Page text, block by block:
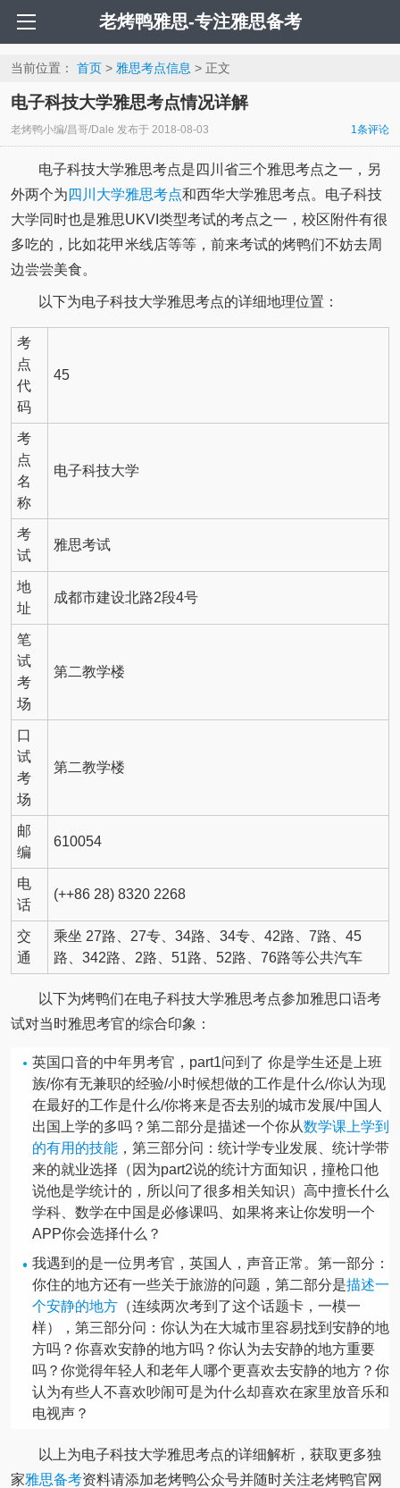
老烤鸭雅思-专注雅思备考
当前位置： 首页> 雅思考点信息 > 正文
电子科技大学雅思考点情况详解
老烤鸭小编/昌哥/Dale 发布于 2018-08-03 1条评论
电子科技大学雅思考点是四川省三个雅思考点之一，另
外两个为 四川大学雅思考点和西华大学雅思考点。电子科技
大学同时也是雅思UKVI类型考试的考点之一，校区附件有很
多吃的，比如花甲米线店等等，前来考试的烤鸭们不妨去周
边尝尝美食。
以下为电子科技大学雅思考点的详细地理位置：
考
点
代
码
45
考
点
名
称
电子科技大学
考
试
雅思考试
地
址
成都市建设北路2段4号
笔
试
考
场
第二教学楼
口
试
考
场
第二教学楼
邮
编
610054
电
话
(++86 28) 8320 2268
交
通
乘坐 27路、27专、34路、34专、42路、7路、45
路、342路、2路、51路、52路、76路等公共汽车
以下为烤鸭们在电子科技大学雅思考点参加雅思口语考
试对当时雅思考官的综合印象：
英国口音的中年男考官，part1问到了 你是学生还是上班
族/你有无兼职的经验/小时候想做的工作是什么/你认为现
在最好的工作是什么/你将来是否去别的城市发展/中国人
出国上学的多吗？第二部分是描述一个你从数学课上学到
的有用的技能 ，第三部分问：统计学专业发展、统计学带
来的就业选择（因为part2说的统计方面知识，撞枪口他
说他是学统计的，所以问了很多相关知识）高中擅长什么
学科、数学在中国是必修课吗、如果将来让你发明一个
APP你会选择什么？
我遇到的是一位男考官，英国人，声音正常。第一部分：
你住的地方还有一些关于旅游的问题，第二部分是描述一
个安静的地方 （连续两次考到了这个话题卡，一模一
样），第三部分问：你认为在大城市里容易找到安静的地
方吗？你喜欢安静的地方吗？你认为去安静的地方重要
吗？你觉得年轻人和老年人哪个更喜欢去安静的地方？你
认为有些人不喜欢吵闹可是为什么却喜欢在家里放音乐和
电视声？
以上为电子科技大学雅思考点的详细解析，获取更多独
家雅思备考资料请添加老烤鸭公众号并随时关注老烤鸭官网